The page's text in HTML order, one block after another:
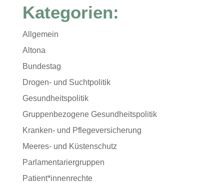
Kategorien:
Allgemein
Altona
Bundestag
Drogen- und Suchtpolitik
Gesundheitspolitik
Gruppenbezogene Gesundheitspolitik
Kranken- und Pflegeversicherung
Meeres- und Küstenschutz
Parlamentariergruppen
Patient*innenrechte